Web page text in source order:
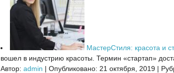
МастерСтиля: красота и
вошел в индустрию красоты. Термин «стартап»
Автор: admin | Опубликовано: 21 октября, 2019 |